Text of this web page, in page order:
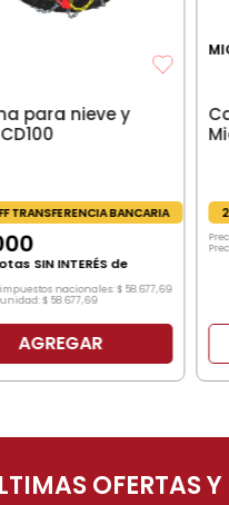
para nieve y
TRANSFERENCIA BANCARIA
SIN INTERÉS de
nacionales: $ 58.677,69
unidad: $ 58.677,69
AGREGAR
OFERTAS